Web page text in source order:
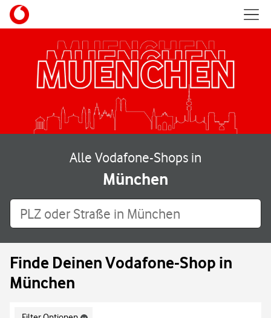
Skip to content
Alle Vodafone-Shops in
München
PLZ oder Straße in München
Finde Deinen Vodafone-Shop in
München